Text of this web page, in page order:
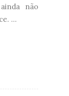
não
...